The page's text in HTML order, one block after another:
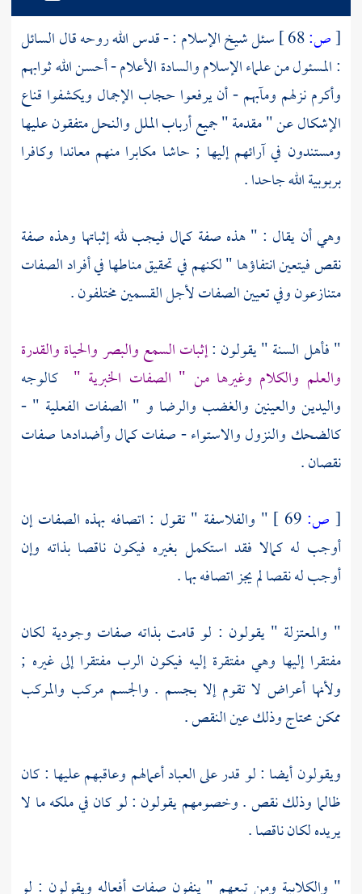
[ص:
سئل شيخ الإسلام : - قدس الله روحه قال السائل
: المسئول من علماء الإسلام والسادة الأعلام - أحسن الله ثوابهم
وأكرم نزلهم ومآبهم - أن يرفعوا حجاب الإجمال ويكشفوا قناع
الإشكال عن " مقدمة " جميع أرباب الملل والنحل متفقون عليها
ومستندون في آرائهم إليها ; حاشا مكابرا منهم معاندا وكافرا
بربوبية الله جاحدا .
وهي أن يقال : " هذه صفة كمال فيجب لله إثباتها وهذه صفة
نقص فيتعين انتفاؤها " لكنهم في تحقيق مناطها في أفراد الصفات
متنازعون وفي تعيين الصفات لأجل القسمين مختلفون .
"فأهل السنة" يقولون :إثبات السمع والبصر والحياة والقدرة
والعلم والكلام وغيرها من " الصفات الخبرية " كالوجه
واليدين والعينين والغضب والرضا و " الصفات الفعلية " -
كالضحك والنزول والاستواء - صفات كمال وأضدادها صفات
نقصان .
[ ص: " والفلاسفة " تقول : اتصافه بهذه الصفات إن
أوجب له كمالا فقد استكمل بغيره فيكون ناقصا بذاته وإن
أوجب له نقصا لم يجز اتصافه بها .
" والمعتزلة " يقولون : لو قامت بذاته صفات وجودية لكان
مفتقرا إليها وهي مفتقرة إليه فيكون الرب مفتقرا إلى غيره ;
ولأنها أعراض لا تقوم إلا بجسم . والجسم مركب والمركب
ممكن محتاج وذلك عين النقص .
ويقولون أيضا : لو قدر على العباد أعمالهم وعاقبهم عليها : كان
ظالما وذلك نقص . وخصومهم يقولون : لو كان في ملكه ما لا
يريده لكان ناقصا .